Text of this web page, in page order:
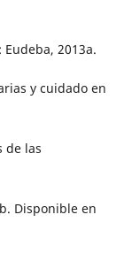
2013a.
y cuidado en
de las
Disponible en